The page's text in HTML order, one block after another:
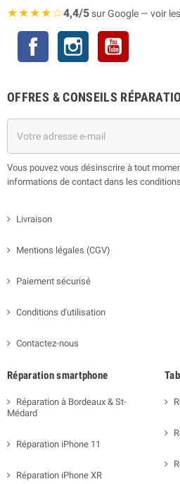
★★★★☆4,4/5sur Google — voir
Facebook Instagram
OFFRES & CONSEILS
Vous pouvez vous désinscrire à tout
informations de contact dans les
Livraison
Mentions légales (CGV)
Paiement sécurisé
Conditions d'utilisation
Contactez-nous
Réparation smartphone
Réparation à Bordeaux & St-
Médard
Réparation iPhone 11
Réparation iPhone XR